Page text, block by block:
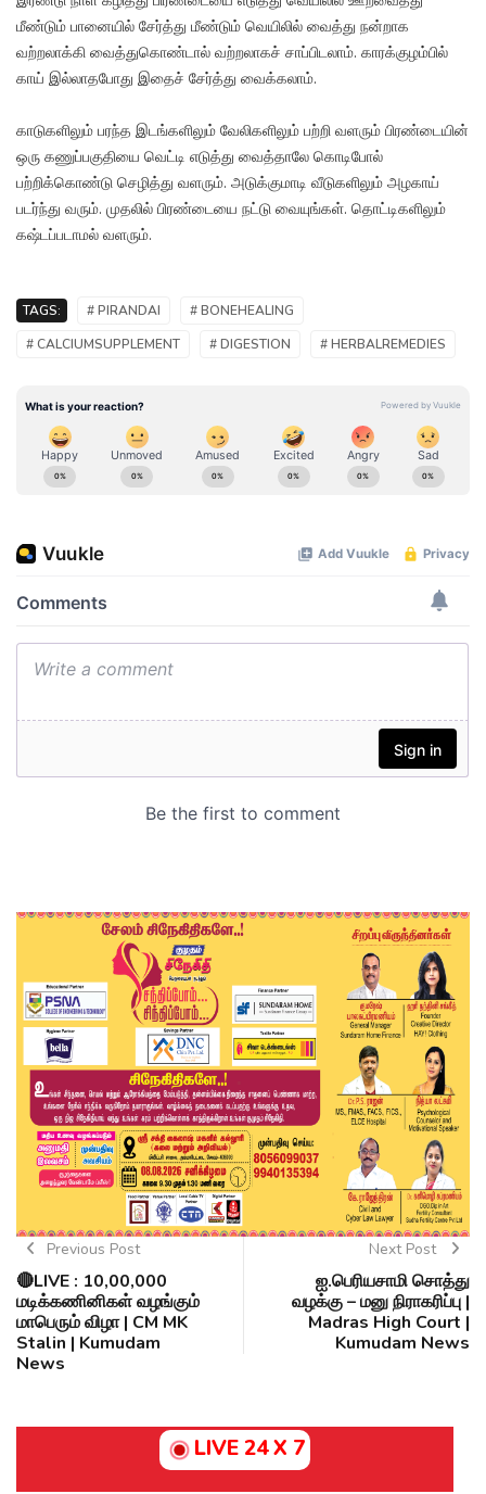
மீண்டும் பானையில் சேர்த்து மீண்டும் வெயிலில் வைத்து நன்றாக
வற்றலாக்கி வைத்துகொண்டால் வற்றலாகச் சாப்பிடலாம். காரக்குழம்பில்
காய் இல்லாதபோது இதைச் சேர்த்து வைக்கலாம்.
காடுகளிலும் பரந்த இடங்களிலும் வேலிகளிலும் பற்றி வளரும் பிரண்டையின்
ஒரு கணுப்பகுதியை வெட்டி எடுத்து வைத்தாலே கொடிபோல்
பற்றிக்கொண்டு செழித்து வளரும். அடுக்குமாடி வீடுகளிலும் அழகாய்
படர்ந்து வரும். முதலில் பிரண்டையை நட்டு வையுங்கள். தொட்டிகளிலும்
கஷ்டப்படாமல் வளரும்.
TAGS: # PIRANDAI
# BONEHEALING
# CALCIUMSUPPLEMENT
# DIGESTION # HERBALREMEDIES
Previous Post
🔴LIVE : 10,00,000
மடிக்கணினிகள் வழங்கும்
மாபெரும் விழா | CM MK
Stalin | Kumudam
News
Next Post
ஐ.பெரியசாமி சொத்து
வழக்கு – மனு நிராகரிப்பு |
Madras High Court |
Kumudam News
LIVE 24 X 7